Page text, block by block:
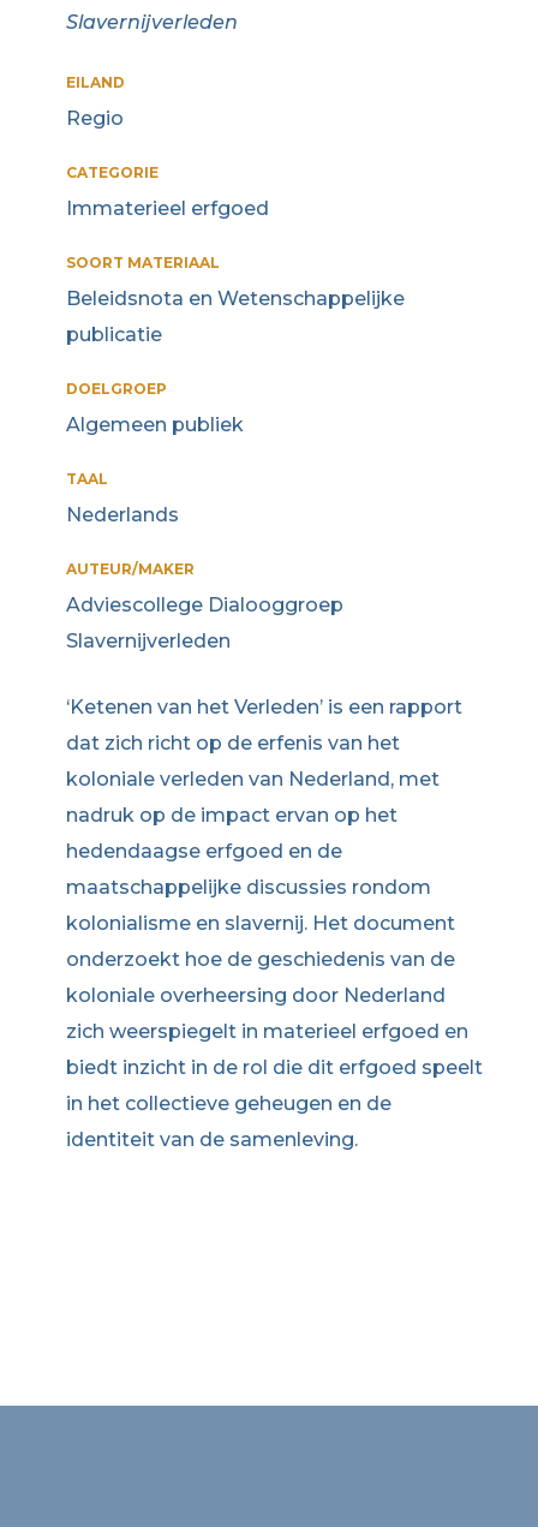
Slavernijverleden
EILAND
Regio
CATEGORIE
Immaterieel erfgoed
SOORT MATERIAAL
Beleidsnota en Wetenschappelijke
publicatie
DOELGROEP
Algemeen publiek
TAAL
Nederlands
AUTEUR/MAKER
Adviescollege Dialooggroep
Slavernijverleden
‘Ketenen van het Verleden’ is een rapport
dat zich richt op de erfenis van het
koloniale verleden van Nederland, met
nadruk op de impact ervan op het
hedendaagse erfgoed en de
maatschappelijke discussies rondom
kolonialisme en slavernij. Het document
onderzoekt hoe de geschiedenis van de
koloniale overheersing door Nederland
zich weerspiegelt in materieel erfgoed en
biedt inzicht in de rol die dit erfgoed speelt
in het collectieve geheugen en de
identiteit van de samenleving.